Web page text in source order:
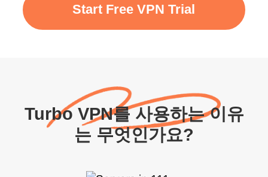
Start Free VPN Trial
Turbo VPN를 사용하는 이유
는 무엇인가요?